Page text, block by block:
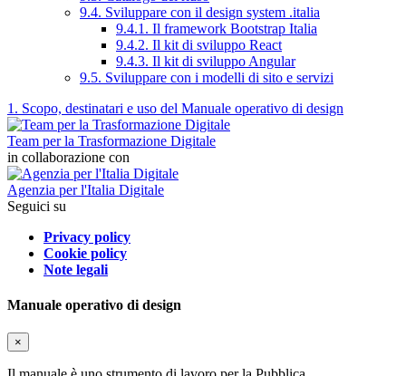
9.4. Sviluppare con il design system .italia
9.4.1. Il framework Bootstrap Italia
9.4.2. Il kit di sviluppo React
9.4.3. Il kit di sviluppo Angular
9.5. Sviluppare con i modelli di sito e servizi
1. Scopo, destinatari e uso del Manuale operativo di design
Team per la Trasformazione Digitale
in collaborazione con
Agenzia per l'Italia Digitale
Seguici su
Privacy policy
Cookie policy
Note legali
Manuale operativo di design
×